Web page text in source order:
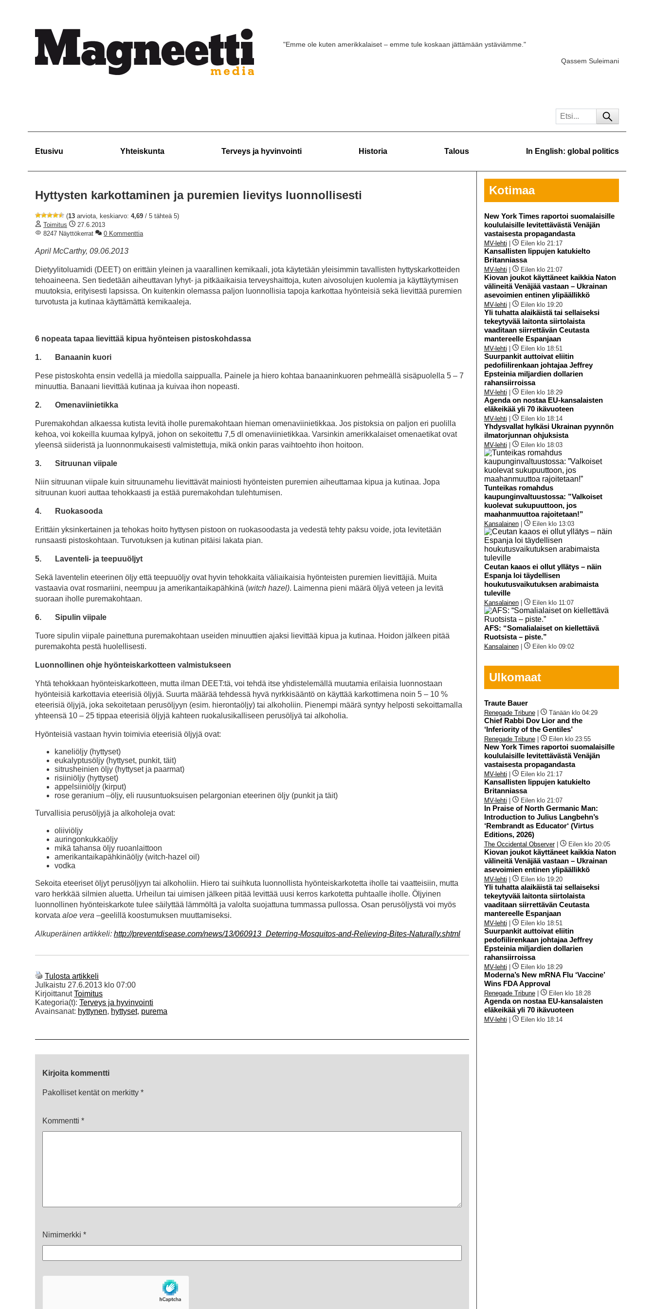
"Emme ole kuten amerikkalaiset – emme tule koskaan jättämään ystäviämme."
Qassem Suleimani
Etusivu Yhteiskunta Terveys ja hyvinvointi Historia Talous In English: global politics
Hyttysten karkottaminen ja puremien lievitys luonnollisesti
(13 arviota, keskiarvo: 4,69 / 5 tähteä 5)
Toimitus
27.6.2013
8247 Näyttökerrat
0 Kommenttia
April McCarthy, 09.06.2013
Dietyylitoluamidi (DEET) on erittäin yleinen ja vaarallinen kemikaali, jota käytetään yleisimmin tavallisten hyttyskarkotteiden
tehoaineena. Sen tiedetään aiheuttavan lyhyt- ja pitkäaikaisia terveyshaittoja, kuten aivosolujen kuolemia ja käyttäytymisen
muutoksia, erityisesti lapsissa. On kuitenkin olemassa paljon luonnollisia tapoja karkottaa hyönteisiä sekä lievittää puremien
turvotusta ja kutinaa käyttämättä kemikaaleja.
6 nopeata tapaa lievittää kipua hyönteisen pistoskohdassa
1. Banaanin kuori
Pese pistoskohta ensin vedellä ja miedolla saippualla. Painele ja hiero kohtaa banaaninkuoren pehmeällä sisäpuolella 5 – 7
minuuttia. Banaani lievittää kutinaa ja kuivaa ihon nopeasti.
2. Omenaviinietikka
Puremakohdan alkaessa kutista levitä iholle puremakohtaan hieman omenaviinietikkaa. Jos pistoksia on paljon eri puolilla
kehoa, voi kokeilla kuumaa kylpyä, johon on sekoitettu 7,5 dl omenaviinietikkaa. Varsinkin amerikkalaiset omenaetikat ovat
yleensä siideristä ja luonnonmukaisesti valmistettuja, mikä onkin paras vaihtoehto ihon hoitoon.
3. Sitruunan viipale
Niin sitruunan viipale kuin sitruunamehu lievittävät mainiosti hyönteisten puremien aiheuttamaa kipua ja kutinaa. Jopa
sitruunan kuori auttaa tehokkaasti ja estää puremakohdan tulehtumisen.
4. Ruokasooda
Erittäin yksinkertainen ja tehokas hoito hyttysen pistoon on ruokasoodasta ja vedestä tehty paksu voide, jota levitetään
runsaasti pistoskohtaan. Turvotuksen ja kutinan pitäisi lakata pian.
5. Laventeli- ja teepuuöljyt
Sekä laventelin eteerinen öljy että teepuuöljy ovat hyvin tehokkaita väliaikaisia hyönteisten puremien lievittäjiä. Muita
vastaavia ovat rosmariini, neempuu ja amerikantaikapähkinä (witch hazel). Laimenna pieni määrä öljyä veteen ja levitä
suoraan iholle puremakohtaan.
6. Sipulin viipale
Tuore sipulin viipale painettuna puremakohtaan useiden minuuttien ajaksi lievittää kipua ja kutinaa. Hoidon jälkeen pitää
puremakohta pestä huolellisesti.
Luonnollinen ohje hyönteiskarkotteen valmistukseen
Yhtä tehokkaan hyönteiskarkotteen, mutta ilman DEET:tä, voi tehdä itse yhdistelemällä muutamia erilaisia luonnostaan
hyönteisiä karkottavia eteerisiä öljyjä. Suurta määrää tehdessä hyvä nyrkkisääntö on käyttää karkottimena noin 5 – 10 %
eteerisiä öljyjä, joka sekoitetaan perusöljyyn (esim. hierontaöljy) tai alkoholiin. Pienempi määrä syntyy helposti sekoittamalla
yhteensä 10 – 25 tippaa eteerisiä öljyjä kahteen ruokalusikalliseen perusöljyä tai alkoholia.
Hyönteisiä vastaan hyvin toimivia eteerisiä öljyjä ovat:
kaneliöljy (hyttyset)
eukalyptusöljy (hyttyset, punkit, täit)
sitrusheinien öljy (hyttyset ja paarmat)
risiiniöljy (hyttyset)
appelsiiniöljy (kirput)
rose geranium –öljy, eli ruusuntuoksuisen pelargonian eteerinen öljy (punkit ja täit)
Turvallisia perusöljyjä ja alkoholeja ovat:
oliiviöljy
auringonkukkaöljy
mikä tahansa öljy ruoanlaittoon
amerikantaikapähkinäöljy (witch-hazel oil)
vodka
Sekoita eteeriset öljyt perusöljyyn tai alkoholiin. Hiero tai suihkuta luonnollista hyönteiskarkotetta iholle tai vaatteisiin, mutta
varo herkkää silmien aluetta. Urheilun tai uimisen jälkeen pitää levittää uusi kerros karkotetta puhtaalle iholle. Öljyinen
luonnollinen hyönteiskarkote tulee säilyttää lämmöltä ja valolta suojattuna tummassa pullossa. Osan perusöljystä voi myös
korvata aloe vera –geelillä koostumuksen muuttamiseksi.
Alkuperäinen artikkeli: http://preventdisease.com/news/13/060913_Deterring-Mosquitos-and-Relieving-Bites-Naturally.shtml
Tulosta artikkeli
Julkaistu 27.6.2013 klo 07:00
KirjoittanutToimitus
Kategoria(t): Terveys ja hyvinvointi
Avainsanat: hyttynen, hyttyset, purema
Kirjoita kommentti
Pakolliset kentät on merkitty *
Kommentti *
Nimimerkki *
Kotimaa
New York Times raportoi suomalaisille
koululaisille levitettävästä Venäjän
vastaisesta propagandasta
MV-lehti Eilen klo 21:17
Kansallisten lippujen katukielto
Britanniassa
MV-lehti Eilen klo 21:07
Kiovan joukot käyttäneet kaikkia Naton
välineitä Venäjää vastaan – Ukrainan
asevoimien entinen ylipäällikkö
MV-lehti Eilen klo 19:20
Yli tuhatta alaikäistä tai sellaiseksi
tekeytyvää laitonta siirtolaista
vaaditaan siirrettävän Ceutasta
mantereelle Espanjaan
MV-lehti Eilen klo 18:51
Suurpankit auttoivat eliitin
pedofiilirenkaan johtajaa Jeffrey
Epsteinia miljardien dollarien
rahansiirroissa
MV-lehti Eilen klo 18:29
Agenda on nostaa EU-kansalaisten
eläkeikää yli 70 ikävuoteen
MV-lehti Eilen klo 18:14
Yhdysvallat hylkäsi Ukrainan pyynnön
ilmatorjunnan ohjuksista
MV-lehti Eilen klo 18:03
Tunteikas romahdus
kaupunginvaltuustossa: ”Valkoiset
kuolevat sukupuuttoon, jos
maahanmuuttoa rajoitetaan!”
Kansalainen| Eilen klo 13:03
Ceutan kaaos ei ollut yllätys – näin
Espanja loi täydellisen
houkutusvaikutuksen arabimaista
tuleville
Kansalainen| Eilen klo 11:07
AFS: “Somalialaiset on kiellettävä
Ruotsista – piste.”
Kansalainen| Eilen klo 09:02
Ulkomaat
Traute Bauer
Renegade Tribune| Tänään klo 04:29
Chief Rabbi Dov Lior and the
‘Inferiority of the Gentiles’
Renegade Tribune| Eilen klo 23:55
New York Times raportoi suomalaisille
koululaisille levitettävästä Venäjän
vastaisesta propagandasta
MV-lehti Eilen klo 21:17
Kansallisten lippujen katukielto
Britanniassa
MV-lehti Eilen klo 21:07
In Praise of North Germanic Man:
Introduction to Julius Langbehn’s
‘Rembrandt as Educator‘ (Virtus
Editions, 2026)
The Occidental Observer| Eilen klo 20:05
Kiovan joukot käyttäneet kaikkia Naton
välineitä Venäjää vastaan – Ukrainan
asevoimien entinen ylipäällikkö
MV-lehti Eilen klo 19:20
Yli tuhatta alaikäistä tai sellaiseksi
tekeytyvää laitonta siirtolaista
vaaditaan siirrettävän Ceutasta
mantereelle Espanjaan
MV-lehti Eilen klo 18:51
Suurpankit auttoivat eliitin
pedofiilirenkaan johtajaa Jeffrey
Epsteinia miljardien dollarien
rahansiirroissa
MV-lehti Eilen klo 18:29
Moderna’s New mRNA Flu ‘Vaccine’
Wins FDA Approval
Renegade Tribune| Eilen klo 18:28
Agenda on nostaa EU-kansalaisten
eläkeikää yli 70 ikävuoteen
MV-lehti Eilen klo 18:14